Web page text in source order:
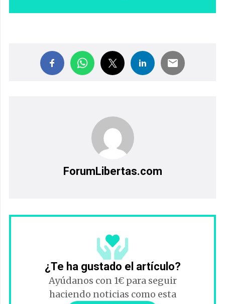
ForumLibertas.com
¿Te ha gustado el artículo?
Ayúdanos con 1€ para seguir
haciendo noticias como esta